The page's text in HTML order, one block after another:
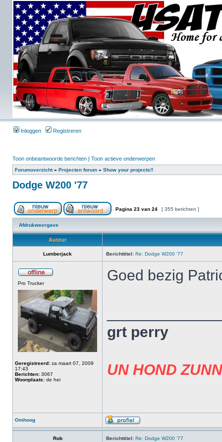
Inloggen Registreren
Toon onbeantwoorde berichten | Toon actieve onderwerpen
Forumoverzicht» Projecten forum » Show your projects!!
Dodge W200 '77
Pagina 23 van 24 [ 355 berichten ]
Afdrukweergave
Auteur
Lumberjack Berichttitel: Re: Dodge W200 '77
Pro Trucker
Geregistreerd: za maart 07, 2009
17:43
Berichten: 3067
Woonplaats: de hei
Goed bezig
grt perry
UN HOND
Omhoog
Rob Berichttitel: Re: Dodge W200 '77